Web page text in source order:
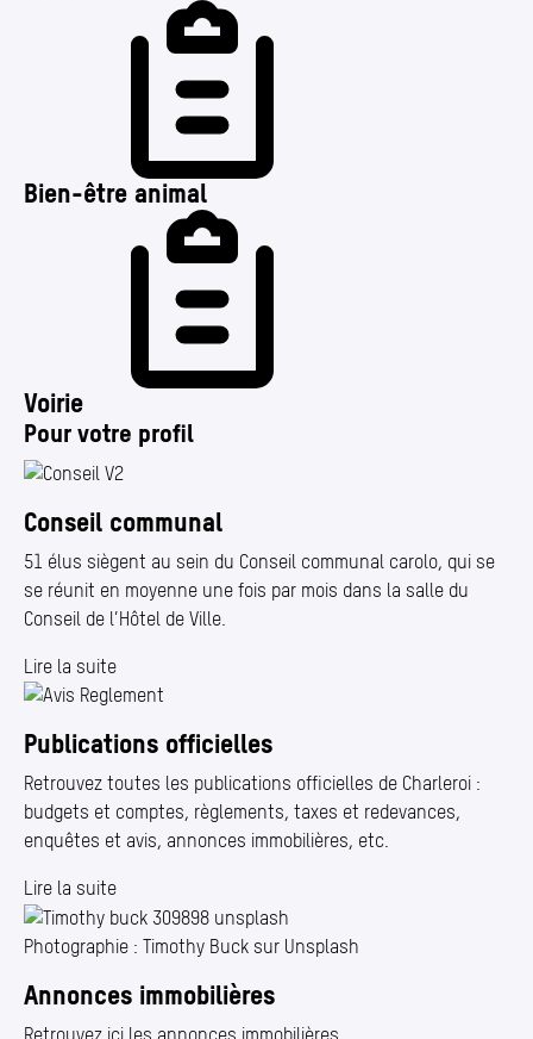
Bien-être animal
Voirie
Pour votre profil
Conseil communal
51 élus siègent au sein du Conseil communal carolo, qui se
se réunit en moyenne une fois par mois dans la salle du
Conseil de l’Hôtel de Ville.
Lire la suite
Publications officielles
Retrouvez toutes les publications officielles de Charleroi :
budgets et comptes, règlements, taxes et redevances,
enquêtes et avis, annonces immobilières, etc.
Lire la suite
Photographie : Timothy Buck sur Unsplash
Annonces immobilières